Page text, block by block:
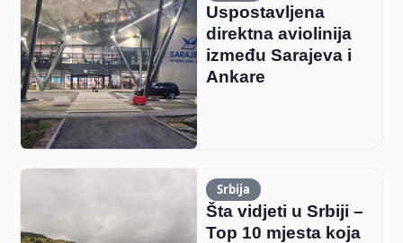
Uspostavljena
direktna aviolinija
između Sarajeva i
Ankare
Srbija
Šta vidjeti u Srbiji –
Top 10 mjesta koja